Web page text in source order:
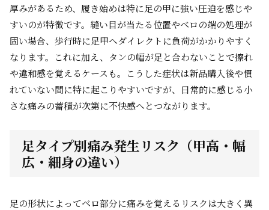
厚みがあるため、履き始めは特に足の甲に強い圧迫を感じや
すいのが特徴です。縫い目が当たる位置やベロの端の処理が
固い場合、歩行時に足甲へダイレクトに負荷がかかりやすく
なります。これに加え、タンの幅が足と合わないことで擦れ
や違和感を覚えるケースも。こうした症状は新品購入後や慣
れていない間に特に起こりやすいですが、日常的に感じる小
さな痛みの蓄積が次第に不快感へとつながります。
足タイプ別痛み発生リスク（甲高・幅
広・細身の違い）
足の形状によってベロ部分に痛みを覚えるリスクは大きく異